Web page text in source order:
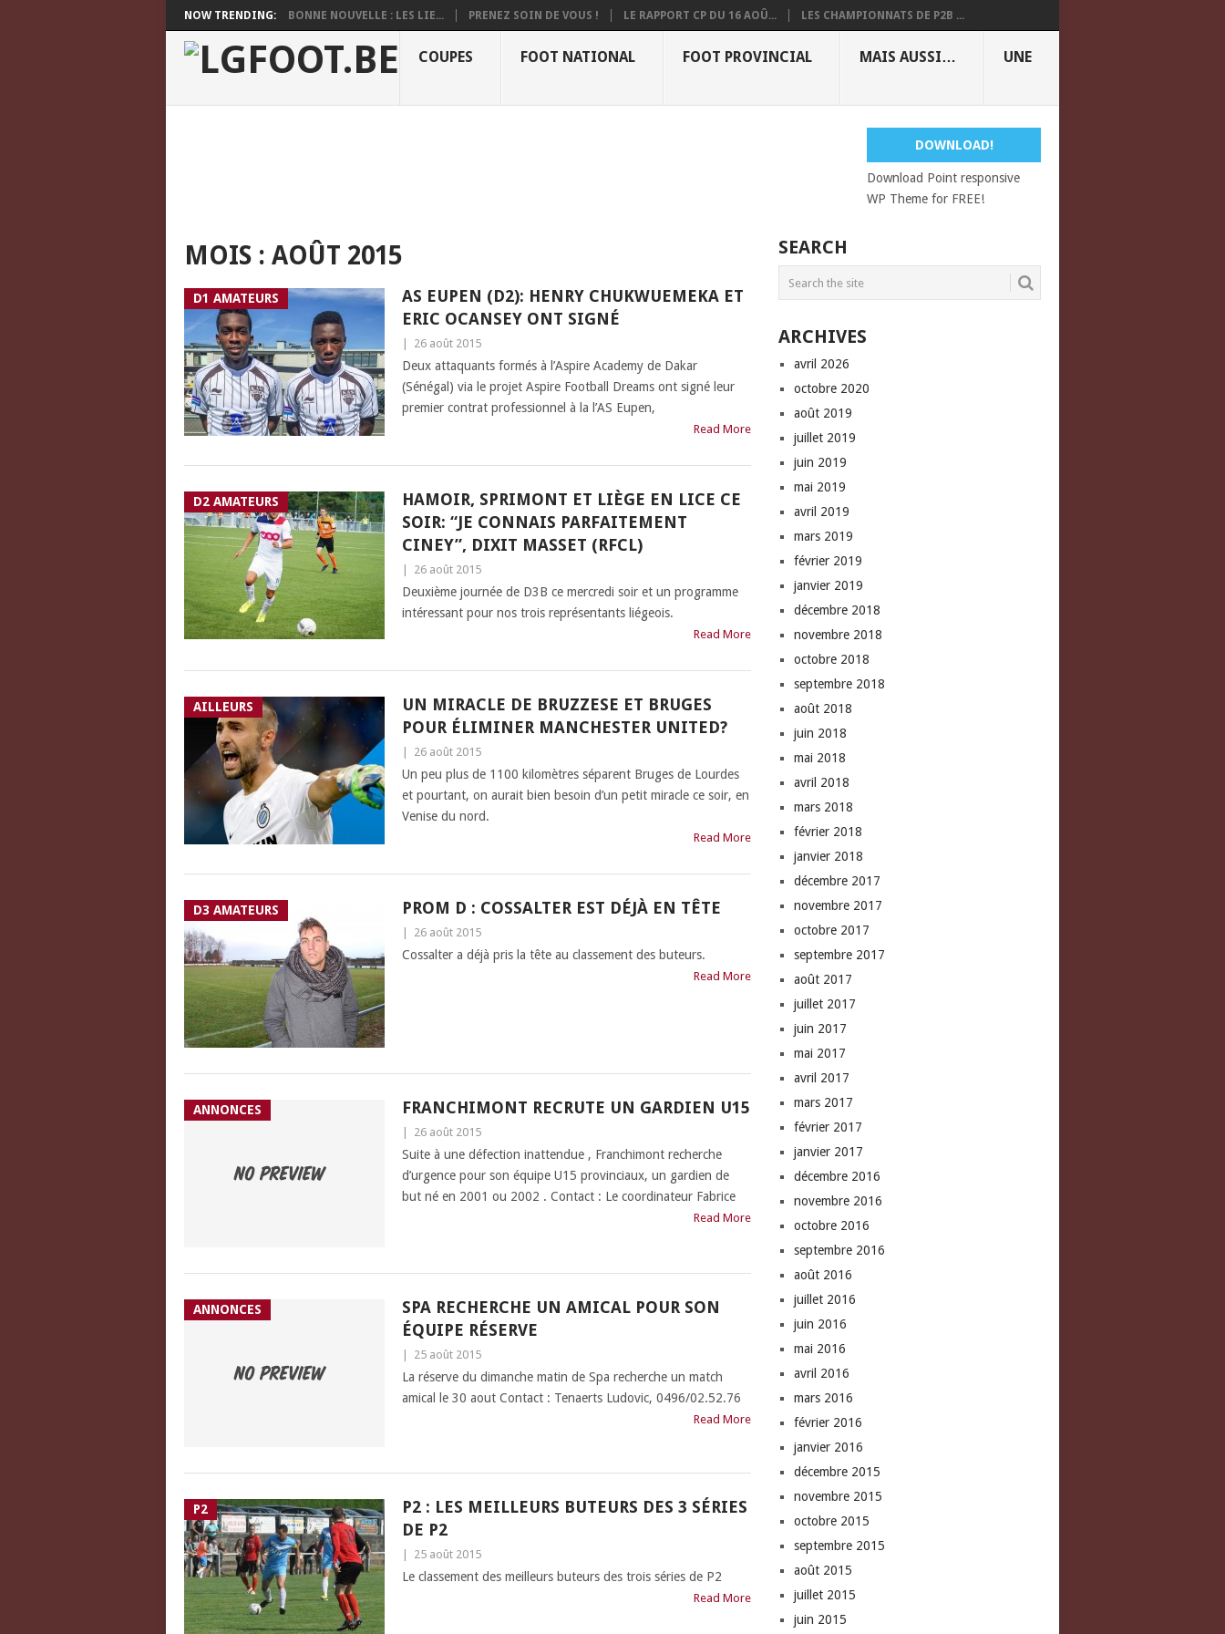
NOW TRENDING: BONNE NOUVELLE : LES LIE... PRENEZ SOIN DE VOUS ! LE RAPPORT CP DU 16 AOÛ... LES CHAMPIONNATS DE P2B ...
COUPES FOOT NATIONAL FOOT PROVINCIAL MAIS AUSSI… UNE
DOWNLOAD!
Download Point responsive
WP Theme for FREE!
MOIS : AOÛT 2015
D1 AMATEURS
AS EUPEN (D2): HENRY CHUKWUEMEKA ET
ERIC OCANSEY ONT SIGNÉ
26 août 2015
Deux attaquants formés à l’Aspire Academy de Dakar
(Sénégal) via le projet Aspire Football Dreams ont signé leur
premier contrat professionnel à la l’AS Eupen,
Read More
D2 AMATEURS
HAMOIR, SPRIMONT ET LIÈGE EN LICE CE
SOIR: “JE CONNAIS PARFAITEMENT
CINEY”, DIXIT MASSET (RFCL)
26 août 2015
Deuxième journée de D3B ce mercredi soir et un programme
intéressant pour nos trois représentants liégeois.
Read More
AILLEURS
UN MIRACLE DE BRUZZESE ET BRUGES
POUR ÉLIMINER MANCHESTER UNITED?
26 août 2015
Un peu plus de 1100 kilomètres séparent Bruges de Lourdes
et pourtant, on aurait bien besoin d’un petit miracle ce soir, en
Venise du nord.
Read More
D3 AMATEURS PROM D : COSSALTER EST DÉJÀ EN TÊTE
26 août 2015
Cossalter a déjà pris la tête au classement des buteurs.
Read More
ANNONCES FRANCHIMONT RECRUTE UN GARDIEN U15
26 août 2015
Suite à une défection inattendue , Franchimont recherche
d’urgence pour son équipe U15 provinciaux, un gardien de
but né en 2001 ou 2002 . Contact : Le coordinateur Fabrice
Read More
ANNONCES
SPA RECHERCHE UN AMICAL POUR SON
ÉQUIPE RÉSERVE
25 août 2015
La réserve du dimanche matin de Spa recherche un match
amical le 30 aout Contact : Tenaerts Ludovic, 0496/02.52.76
Read More
P2
P2 : LES MEILLEURS BUTEURS DES 3 SÉRIES
DE P2
25 août 2015
Le classement des meilleurs buteurs des trois séries de P2
Read More
SEARCH
ARCHIVES
avril 2026
octobre 2020
août 2019
juillet 2019
juin 2019
mai 2019
avril 2019
mars 2019
février 2019
janvier 2019
décembre 2018
novembre 2018
octobre 2018
septembre 2018
août 2018
juin 2018
mai 2018
avril 2018
mars 2018
février 2018
janvier 2018
décembre 2017
novembre 2017
octobre 2017
septembre 2017
août 2017
juillet 2017
juin 2017
mai 2017
avril 2017
mars 2017
février 2017
janvier 2017
décembre 2016
novembre 2016
octobre 2016
septembre 2016
août 2016
juillet 2016
juin 2016
mai 2016
avril 2016
mars 2016
février 2016
janvier 2016
décembre 2015
novembre 2015
octobre 2015
septembre 2015
août 2015
juillet 2015
juin 2015